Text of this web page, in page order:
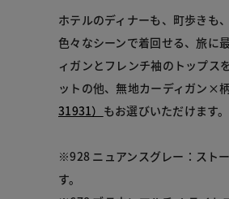
ホテルのディナーも、町歩きも
色々なシーンで着回せる、旅に
ィガンとフレンチ袖のトップ
ットの他、無地カーディガン×
31931） もお選びいただけます。
※928 ニュアンスグレー：スト
す。